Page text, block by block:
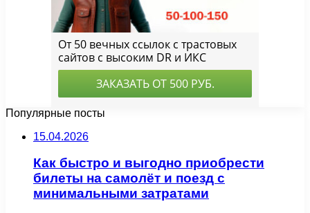
Популярные посты
15.04.2026
Как быстро и выгодно приобрести
билеты на самолёт и поезд с
минимальными затратами